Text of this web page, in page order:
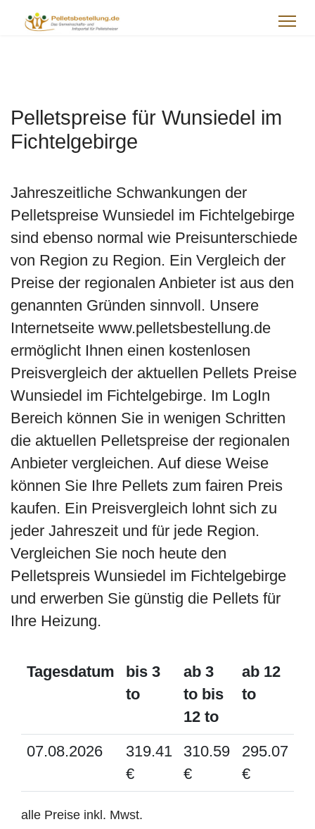
Pelletspreise für Wunsiedel im
Fichtelgebirge
Jahreszeitliche Schwankungen der
Pelletspreise Wunsiedel im Fichtelgebirge
sind ebenso normal wie Preisunterschiede
von Region zu Region. Ein Vergleich der
Preise der regionalen Anbieter ist aus den
genannten Gründen sinnvoll. Unsere
Internetseite www.pelletsbestellung.de
ermöglicht Ihnen einen kostenlosen
Preisvergleich der aktuellen Pellets Preise
Wunsiedel im Fichtelgebirge. Im LogIn
Bereich können Sie in wenigen Schritten
die aktuellen Pelletspreise der regionalen
Anbieter vergleichen. Auf diese Weise
können Sie Ihre Pellets zum fairen Preis
kaufen. Ein Preisvergleich lohnt sich zu
jeder Jahreszeit und für jede Region.
Vergleichen Sie noch heute den
Pelletspreis Wunsiedel im Fichtelgebirge
und erwerben Sie günstig die Pellets für
Ihre Heizung.
Tagesdatum
bis 3
to
ab 3
to bis
12 to
ab 12
to
07.08.2026
319.41
€
310.59
€
295.07
€
alle Preise inkl. Mwst.